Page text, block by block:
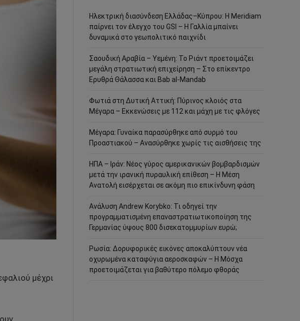
μέχρι
Ηλεκτρική διασύνδεση Ελλάδας–Κύπρου: Η Meridiam
παίρνει τον έλεγχο του GSI – Η Γαλλία μπαίνει
δυναμικά στο γεωπολιτικό παιχνίδι
Σαουδική Αραβία – Υεμένη: Το Ριάντ προετοιμάζει
μεγάλη στρατιωτική επιχείρηση – Στο επίκεντρο
Ερυθρά Θάλασσα και Bab al-Mandab
Φωτιά στη Δυτική Αττική: Πύρινος κλοιός στα
Μέγαρα – Εκκενώσεις με 112 και μάχη με τις φλόγες
Μέγαρα: Γυναίκα παρασύρθηκε από συρμό του
Προαστιακού – Ανασύρθηκε χωρίς τις αισθήσεις της
ΗΠΑ – Ιράν: Νέος γύρος αμερικανικών βομβαρδισμών
μετά την ιρανική πυραυλική επίθεση – Η Μέση
Ανατολή εισέρχεται σε ακόμη πιο επικίνδυνη φάση
Ανάλυση Andrew Korybko: Τι οδηγεί την
προγραμματισμένη επαναστρατιωτικοποίηση της
Γερμανίας ύψους 800 δισεκατομμυρίων ευρώ;
Ρωσία: Δορυφορικές εικόνες αποκαλύπτουν νέα
οχυρωμένα καταφύγια αεροσκαφών – Η Μόσχα
προετοιμάζεται για βαθύτερο πόλεμο φθοράς